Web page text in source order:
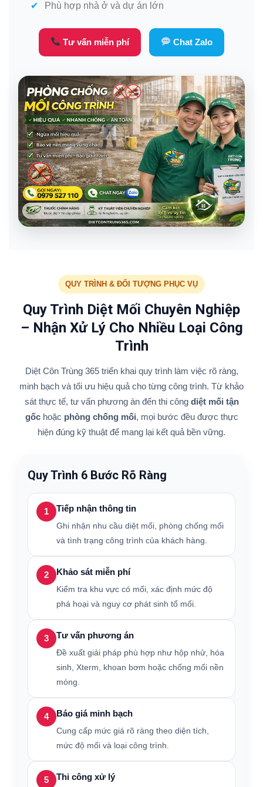
Phù hợp nhà ở và dự án lớn
Tư vấn miễn phí Chat Zalo
QUY TRÌNH & ĐỐI TƯỢNG PHỤC VỤ
Quy Trình Diệt Mối Chuyên Nghiệp
– Nhận Xử Lý Cho Nhiều Loại Công
Trình
Diệt Côn Trùng 365 triển khai quy trình làm việc rõ ràng,
minh bạch và tối ưu hiệu quả cho từng công trình. Từ khảo
sát thực tế, tư vấn phương án đến thi công diệt mối tận
gốchoặc phòng chống mối, mọi bước đều được thực
hiện đúng kỹ thuật để mang lại kết quả bền vững.
Quy Trình 6 Bước Rõ Ràng
1 Tiếp nhận thông tin
Ghi nhận nhu cầu diệt mối, phòng chống mối
và tình trạng công trình của khách hàng.
2 Khảo sát miễn phí
Kiểm tra khu vực có mối, xác định mức độ
phá hoại và nguy cơ phát sinh tổ mối.
3 Tư vấn phương án
Đề xuất giải pháp phù hợp như hộp nhử, hóa
sinh, Xterm, khoan bơm hoặc chống mối nền
móng.
4 Báo giá minh bạch
Cung cấp mức giá rõ ràng theo diện tích,
mức độ mối và loại công trình.
5 Thi công xử lý